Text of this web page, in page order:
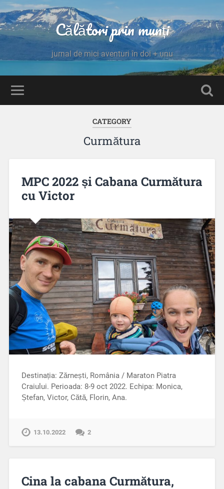
Călători prin munți
jurnal de mici aventuri în doi + unu
CATEGORY
Curmătura
MPC 2022 și Cabana Curmătura
cu Victor
Destinația: Zărnești, România / Maraton Piatra
Craiului. Perioada: 8-9 oct 2022. Echipa: Monica,
Ștefan, Victor, Cătă, Florin, Ana.
13.10.2022 2
Cina la cabana Curmătura,